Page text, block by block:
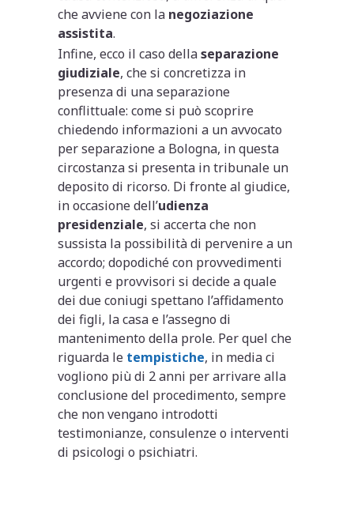
che avviene con la negoziazione
assistita.
Infine, ecco il caso dellaseparazione
giudiziale, che si concretizza in
presenza di una separazione
conflittuale: come si può scoprire
chiedendo informazioni a un avvocato
per separazione a Bologna, in questa
circostanza si presenta in tribunale un
deposito di ricorso. Di fronte al giudice,
in occasione dell’udienza
presidenziale, si accerta che non
sussista la possibilità di pervenire a un
accordo; dopodiché con provvedimenti
urgenti e provvisori si decide a quale
dei due coniugi spettano l’affidamento
dei figli, la casa e l’assegno di
mantenimento della prole. Per quel che
riguarda le tempistiche, in media ci
vogliono più di 2 anni per arrivare alla
conclusione del procedimento, sempre
che non vengano introdotti
testimonianze, consulenze o interventi
di psicologi o psichiatri.